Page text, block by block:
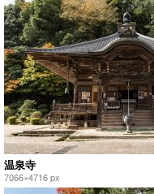
温泉寺
7066×4716 px